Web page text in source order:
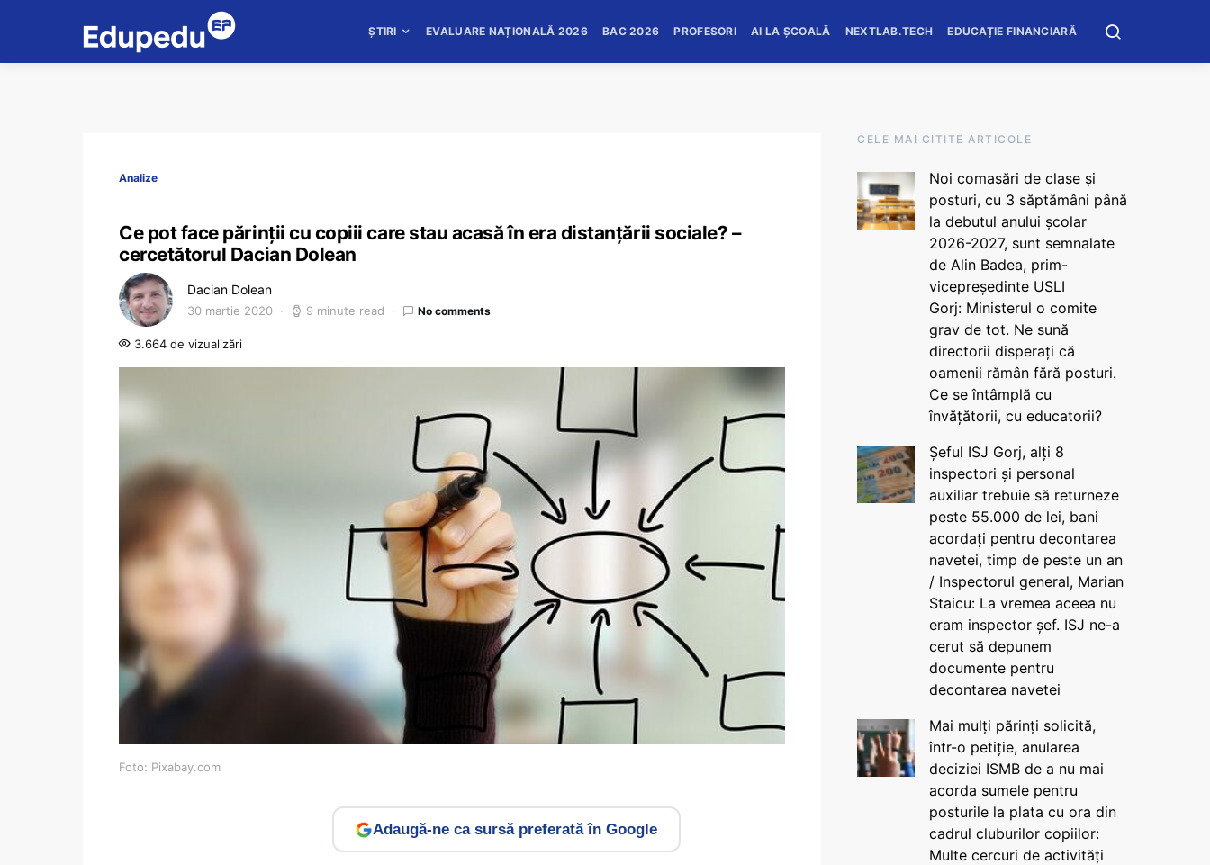
ȘTIRI EVALUARE NAȚIONALĂ 2026 BAC 2026 PROFESORI AI LA ȘCOALĂ NEXTLAB.TECH EDUCAȚIE FINANCIARĂ
Analize
Ce pot face părinții cu copiii care stau acasă în era distanțării sociale? –
cercetătorul Dacian Dolean
Dacian Dolean
30 martie 2020 9 minute read No comments
3.664 de vizualizări
Foto: Pixabay.com
Adaugă-ne ca sursă preferată în Google
CELE MAI CITITE ARTICOLE
Noi comasări de clase și
posturi, cu 3 săptămâni până
la debutul anului școlar
2026-2027, sunt semnalate
de Alin Badea, prim-
vicepreședinte USLI
Gorj: Ministerul o comite
grav de tot. Ne sună
directorii disperați că
oamenii rămân fără posturi.
Ce se întâmplă cu
învățătorii, cu educatorii?
Șeful ISJ Gorj, alți 8
inspectori și personal
auxiliar trebuie să returneze
peste 55.000 de lei, bani
acordați pentru decontarea
navetei, timp de peste un an
/ Inspectorul general, Marian
Staicu: La vremea aceea nu
eram inspector șef. ISJ ne-a
cerut să depunem
documente pentru
decontarea navetei
Mai mulți părinți solicită,
într-o petiție, anularea
deciziei ISMB de a nu mai
acorda sumele pentru
posturile la plata cu ora din
cadrul cluburilor copiilor:
Multe cercuri de activități